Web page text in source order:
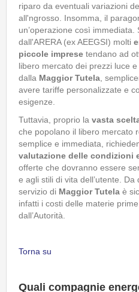
riparo da eventuali variazioni
all'ngrosso. Insomma, il
un’operazione così
dall'ARERA (ex AEEGSI) molti
piccole imprese tendano ad
libero mercato dei prezzi luce
dalla Maggior Tutela ,
avere tariffe personalizzate e
esigenze.
Tuttavia, proprio la vasta
che popolano il libero mercato
semplice e immediata,
valutazione delle condizioni
offerte che dovranno essere
e agli stili di vita dell’utente.
servizio di Maggior Tutela è
infatti i costi delle materie
dall’Autorità.
Torna su
Quali compagnie